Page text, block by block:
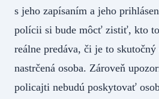
s jeho zapísaním a jeho
polícii si bude môcť zistiť, kto
reálne predáva, či je to
nastrčená osoba. Zároveň
policajti nebudú poskytovať